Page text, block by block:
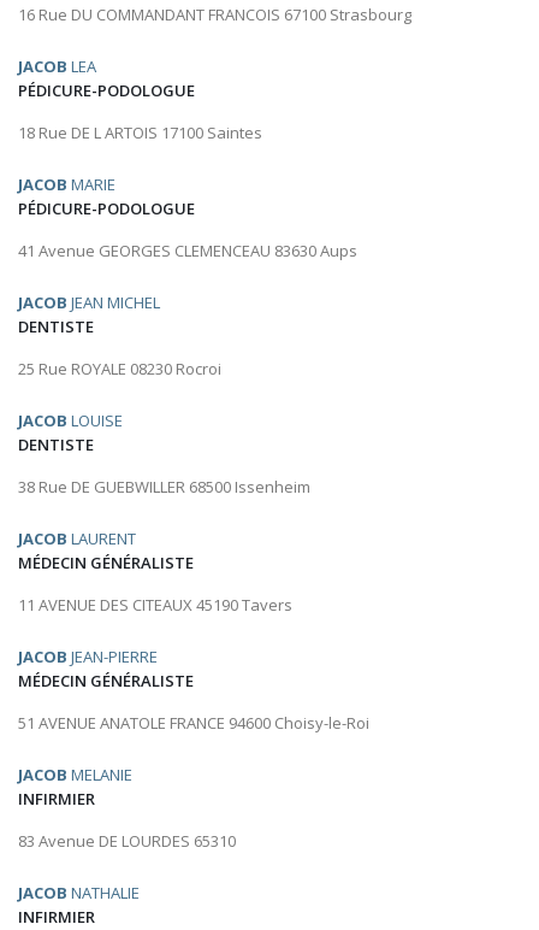
16 Rue DU COMMANDANT FRANCOIS 67100 Strasbourg
JACOB LEA
PÉDICURE-PODOLOGUE
18 Rue DE L ARTOIS 17100 Saintes
JACOB MARIE
PÉDICURE-PODOLOGUE
41 Avenue GEORGES CLEMENCEAU 83630 Aups
JACOB JEAN MICHEL
DENTISTE
25 Rue ROYALE 08230 Rocroi
JACOB LOUISE
DENTISTE
38 Rue DE GUEBWILLER 68500 Issenheim
JACOB LAURENT
MÉDECIN GÉNÉRALISTE
11 AVENUE DES CITEAUX 45190 Tavers
JACOB JEAN-PIERRE
MÉDECIN GÉNÉRALISTE
51 AVENUE ANATOLE FRANCE 94600 Choisy-le-Roi
JACOB MELANIE
INFIRMIER
83 Avenue DE LOURDES 65310
JACOB NATHALIE
INFIRMIER